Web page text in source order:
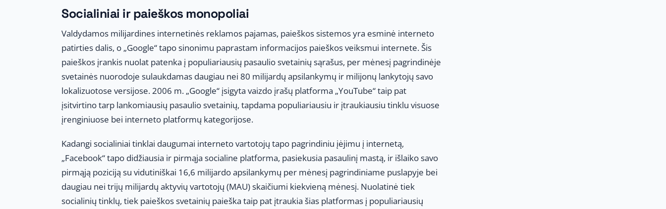
Socialiniai ir paieškos monopoliai
Valdydamos milijardines internetinės reklamos pajamas, paieškos sistemos yra esminė interneto
patirties dalis, o „Google“ tapo sinonimu paprastam informacijos paieškos veiksmui internete. Šis
paieškos įrankis nuolat patenka į populiariausių pasaulio svetainių sąrašus, per mėnesį pagrindinėje
svetainės nuorodoje sulaukdamas daugiau nei 80 milijardų apsilankymų ir milijonų lankytojų savo
lokalizuotose versijose. 2006 m. „Google“ įsigyta vaizdo įrašų platforma „YouTube“ taip pat
įsitvirtino tarp lankomiausių pasaulio svetainių, tapdama populiariausiu ir įtraukiausiu tinklu visuose
įrenginiuose bei interneto platformų kategorijose.
Kadangi socialiniai tinklai daugumai interneto vartotojų tapo pagrindiniu įėjimu į internetą,
„Facebook“ tapo didžiausia ir pirmąja socialine platforma, pasiekusia pasaulinį mastą, ir išlaiko savo
pirmąją poziciją su vidutiniškai 16,6 milijardo apsilankymų per mėnesį pagrindiniame puslapyje bei
daugiau nei trijų milijardų aktyvių vartotojų (MAU) skaičiumi kiekvieną mėnesį. Nuolatinė tiek
socialinių tinklų, tiek paieškos svetainių paieška taip pat įtraukia šias platformas į populiariausių